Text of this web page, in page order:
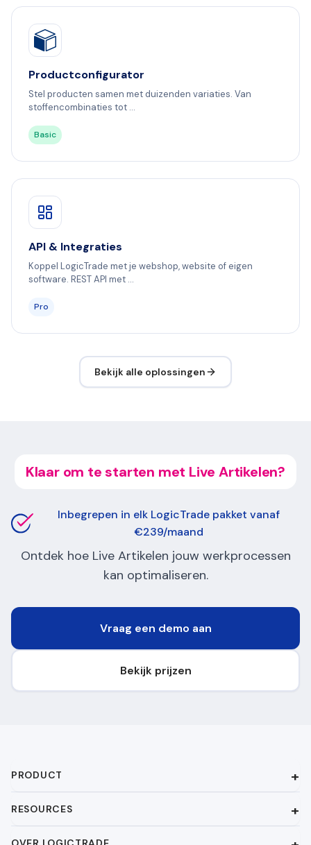
Productconfigurator
Stel producten samen met duizenden variaties. Van
stoffencombinaties tot ...
Basic
API & Integraties
Koppel LogicTrade met je webshop, website of eigen
software. REST API met ...
Pro
Bekijk alle oplossingen
Klaar om te starten met Live Artikelen?
Inbegrepen in elk LogicTrade pakket vanaf
€239/maand
Ontdek hoe Live Artikelen jouw werkprocessen
kan optimaliseren.
Vraag een demo aan
Bekijk prijzen
PRODUCT
RESOURCES